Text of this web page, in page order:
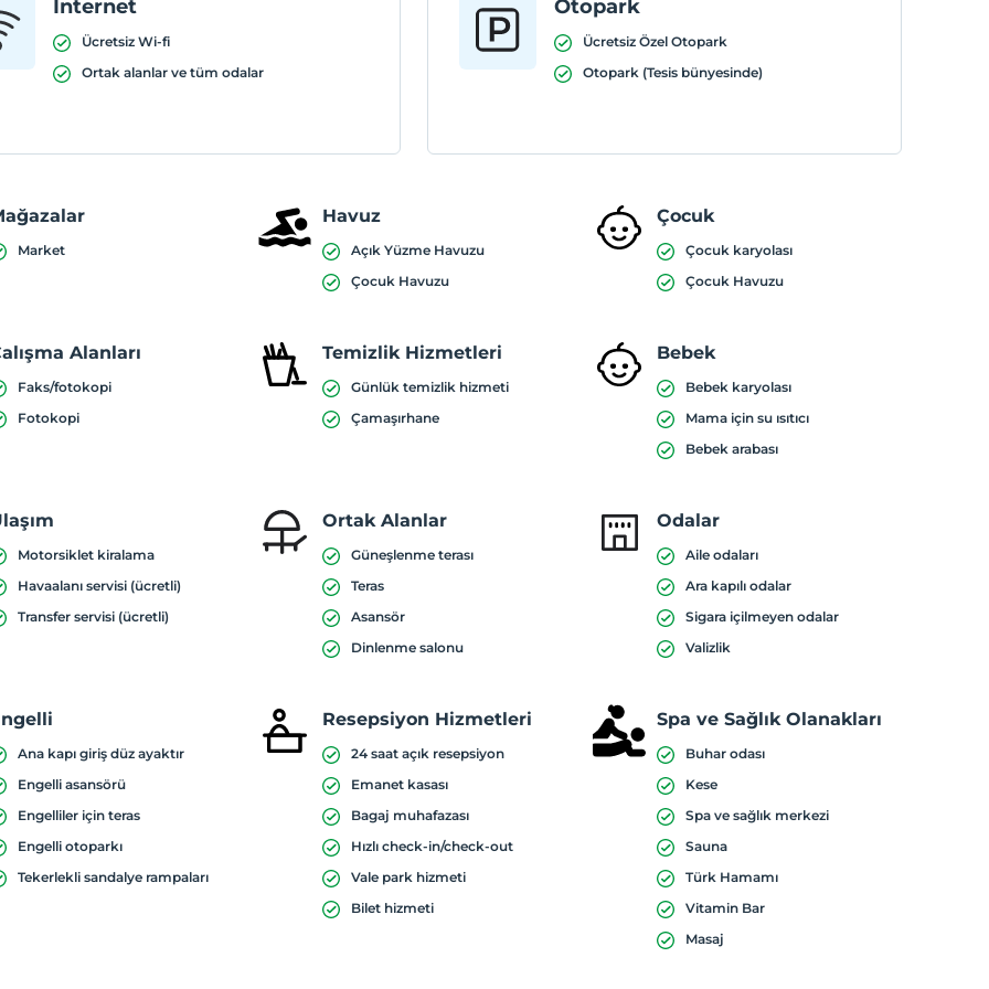
Internet
Ücretsiz Wi-fi
Ortak alanlar ve tüm odalar
Otopark
Ücretsiz Özel Otopark
Otopark (Tesis bünyesinde)
Market
Havuz
Açık Yüzme Havuzu
Çocuk Havuzu
Çocuk
Çocuk karyolası
Çocuk Havuzu
Alanları
Faks/fotokopi
Fotokopi
Temizlik Hizmetleri
Günlük temizlik hizmeti
Çamaşırhane
Bebek
Bebek karyolası
Mama için su ısıtıcı
Bebek arabası
Motorsiklet kiralama
Havaalanı servisi (ücretli)
Transfer servisi (ücretli)
Ortak Alanlar
Güneşlenme terası
Teras
Asansör
Dinlenme salonu
Odalar
Aile odaları
Ara kapılı odalar
Sigara içilmeyen odalar
Valizlik
Ana kapı giriş düz ayaktır
Engelli asansörü
Engelliler için teras
Engelli otoparkı
Tekerlekli sandalye rampaları
Resepsiyon Hizmetleri
24 saat açık resepsiyon
Emanet kasası
Bagaj muhafazası
Hızlı check-in/check-out
Vale park hizmeti
Bilet hizmeti
Spa ve Sağlık Olanakları
Buhar odası
Kese
Spa ve sağlık merkezi
Sauna
Türk Hamamı
Vitamin Bar
Masaj